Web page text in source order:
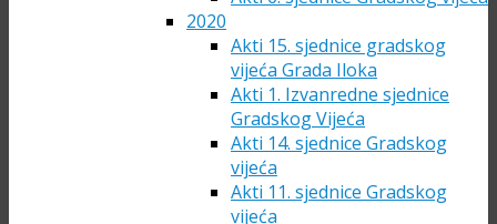
2020
Akti 15. sjednice gradskog
vijeća Grada Iloka
Akti 1. Izvanredne sjednice
Gradskog Vijeća
Akti 14. sjednice Gradskog
vijeća
Akti 11. sjednice Gradskog
vijeća